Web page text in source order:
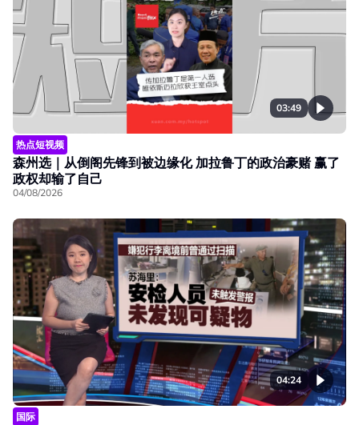
03:49
热点短视频
森州选｜从倒阁先锋到被边缘化 加拉鲁丁的政治豪赌 赢了
政权却输了自己
04/08/2026
04:24
国际